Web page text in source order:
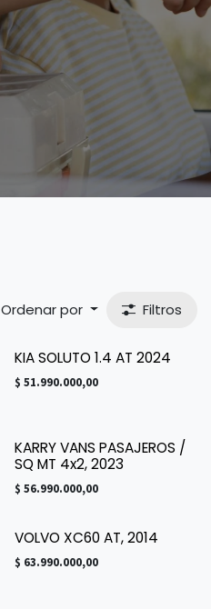
Ordenar por Filtros
KIA SOLUTO 1.4 AT 2024
$ 51.990.000,00
¡Nuevo!
KARRY VANS PASAJEROS /
SQ MT 4x2, 2023
$ 56.990.000,00
VOLVO XC60 AT, 2014
$ 63.990.000,00